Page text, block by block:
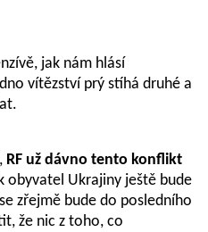
jak nám hlásí
vítězství prý stíhá druhé a
RF už dávno tento konflikt
obyvatel Ukrajiny ještě bude
zřejmě bude do posledního
že nic z toho, co